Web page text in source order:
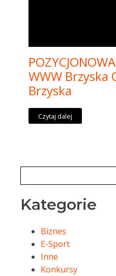
WWW Brzyska
Brzyska
Czytaj dalej
Kategorie
Biznes
E-Sport
Inne
Konkursy